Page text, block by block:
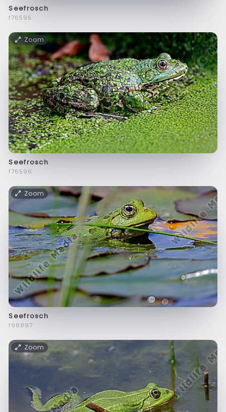
Seefrosch
f76595
Zoom
Seefrosch
f76596
Zoom
Seefrosch
f98897
Zoom